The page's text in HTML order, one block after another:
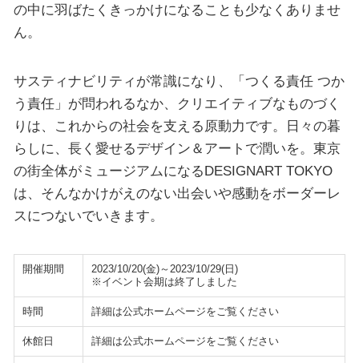
の中に羽ばたくきっかけになることも少なくありませ
ん。
サスティナビリティが常識になり、「つくる責任 つか
う責任」が問われるなか、クリエイティブなものづく
りは、これからの社会を支える原動力です。日々の暮
らしに、長く愛せるデザイン＆アートで潤いを。東京
の街全体がミュージアムになるDESIGNART TOKYO
は、そんなかけがえのない出会いや感動をボーダーレ
スにつないでいきます。
開催期間
2023/10/20(金)～2023/10/29(日)
※イベント会期は終了しました
時間 詳細は公式ホームページをご覧ください
休館日 詳細は公式ホームページをご覧ください